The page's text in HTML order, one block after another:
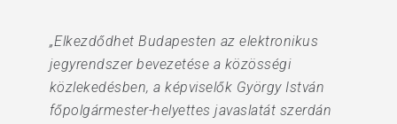
„Elkezdődhet Budapesten az elektronikus
jegyrendszer bevezetése a közösségi
közlekedésben, a képviselők György István
főpolgármester-helyettes javaslatát szerdán